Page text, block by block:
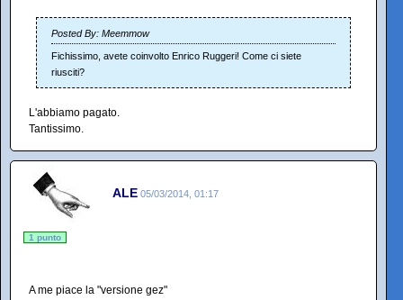
Posted By: Meemmow
Fichissimo, avete coinvolto Enrico Ruggeri! Come ci siete
riusciti?
L'abbiamo pagato.
Tantissimo.
ALE 05/03/2014, 01:17
1 punto
A me piace la "versione gez"